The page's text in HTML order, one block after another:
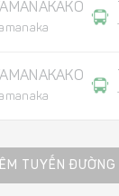
TUYẾN ĐƯỜNG